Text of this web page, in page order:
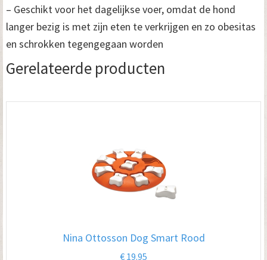
– Geschikt voor het dagelijkse voer, omdat de hond
langer bezig is met zijn eten te verkrijgen en zo obesitas
en schrokken tegengegaan worden
Gerelateerde producten
Nina Ottosson Dog Smart Rood
€ 19.95